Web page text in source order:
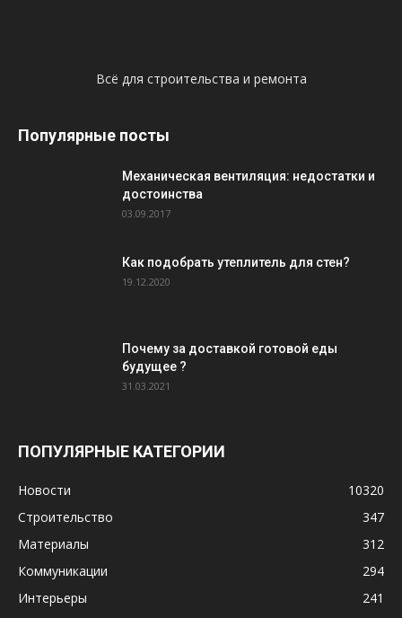
Всё для строительства и ремонта
Популярные посты
Механическая вентиляция: недостатки и
достоинства
03.09.2017
Как подобрать утеплитель для стен?
19.12.2020
Почему за доставкой готовой еды
будущее ?
31.03.2021
ПОПУЛЯРНЫЕ КАТЕГОРИИ
Новости
10320
Строительство
347
Материалы
312
Коммуникации
294
Интерьеры
241